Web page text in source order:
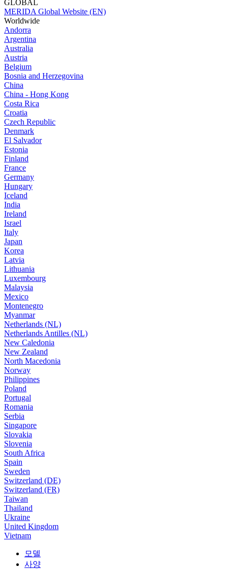
GLOBAL
MERIDA Global Website (EN)
Worldwide
Andorra
Argentina
Australia
Austria
Belgium
Bosnia and Herzegovina
China
China - Hong Kong
Costa Rica
Croatia
Czech Republic
Denmark
El Salvador
Estonia
Finland
France
Germany
Hungary
Iceland
India
Ireland
Israel
Italy
Japan
Korea
Latvia
Lithuania
Luxembourg
Malaysia
Mexico
Montenegro
Myanmar
Netherlands (NL)
Netherlands Antilles (NL)
New Caledonia
New Zealand
North Macedonia
Norway
Philippines
Poland
Portugal
Romania
Serbia
Singapore
Slovakia
Slovenia
South Africa
Spain
Sweden
Switzerland (DE)
Switzerland (FR)
Taiwan
Thailand
Ukraine
United Kingdom
Vietnam
모델
사양